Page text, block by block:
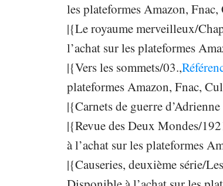
les plateformes Amazon,
|{Le royaume merveilleux/
l’achat sur les plateformes
|{Vers les sommets/03.,
plateformes Amazon, Fnac,
|{Carnets de guerre
|{Revue des Deux Mondes/
à l’achat sur les plateformes
|{Causeries, deuxième série/